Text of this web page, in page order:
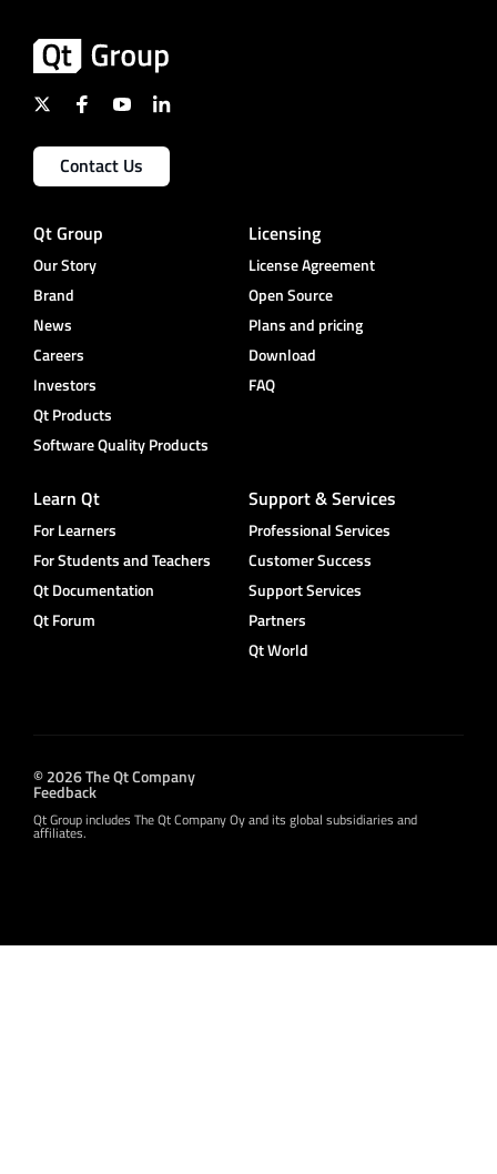
Contact Us
Qt Group
Our Story
Brand
News
Careers
Investors
Qt Products
Software Quality Products
Licensing
License Agreement
Open Source
Plans and pricing
Download
FAQ
Learn Qt
For Learners
For Students and Teachers
Qt Documentation
Qt Forum
Support & Services
Professional Services
Customer Success
Support Services
Partners
Qt World
© 2026 The Qt Company
Feedback
Qt Group includes The Qt Company Oy and its global subsidiaries and
affiliates.